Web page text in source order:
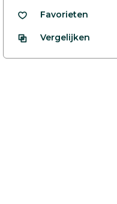
Favorieten
Vergelijken